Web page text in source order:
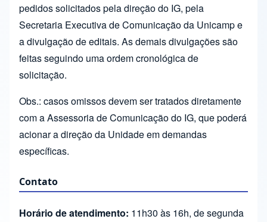
pedidos solicitados pela direção do IG, pela
Secretaria Executiva de Comunicação da Unicamp e
a divulgação de editais. As demais divulgações são
feitas seguindo uma ordem cronológica de
solicitação.
Obs.: casos omissos devem ser tratados diretamente
com a Assessoria de Comunicação do IG, que poderá
acionar a direção da Unidade em demandas
específicas.
Contato
Horário de atendimento: 11h30 às 16h, de segunda